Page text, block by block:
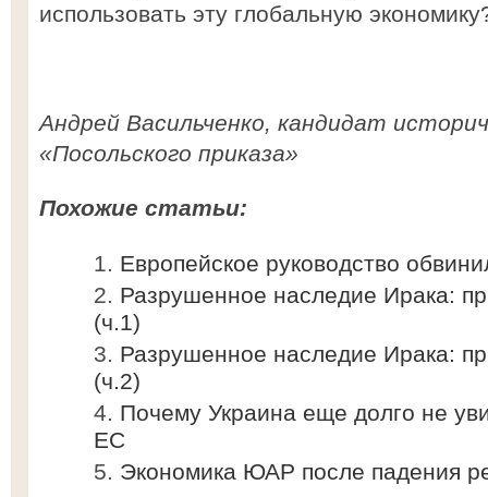
использовать эту глобальную
Андрей Васильченко, кандидат
«Посольского приказа»
Похожие статьи:
Европейское руководство
Разрушенное наследие Ирака:
(ч.1)
Разрушенное наследие Ирака:
(ч.2)
Почему Украина еще долго не
ЕС
Экономика ЮАР после падения